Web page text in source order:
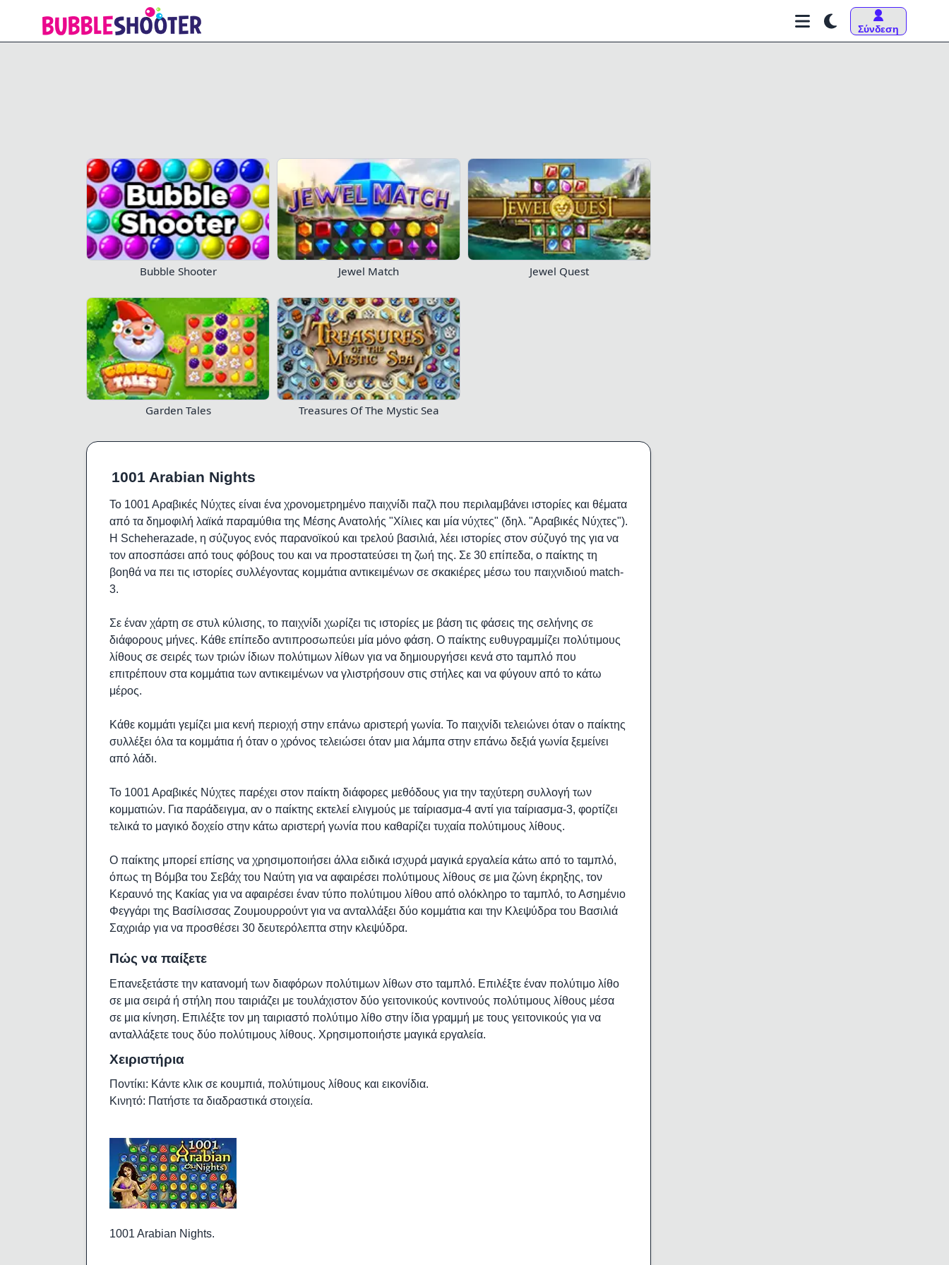
Σύνδεση
1001 Arabian Nights 0/10 170 154
Bubble Shooter Jewel Match Jewel Quest
Garden Tales Treasures Of The Mystic Sea
1001 Arabian Nights
Το 1001 Αραβικές Νύχτες είναι ένα χρονομετρημένο παιχνίδι παζλ που περιλαμβάνει ιστορίες και θέματα
από τα δημοφιλή λαϊκά παραμύθια της Μέσης Ανατολής "Χίλιες και μία νύχτες" (δηλ. "Αραβικές Νύχτες").
Η Scheherazade, η σύζυγος ενός παρανοϊκού και τρελού βασιλιά, λέει ιστορίες στον σύζυγό της για να
τον αποσπάσει από τους φόβους του και να προστατεύσει τη ζωή της. Σε 30 επίπεδα, ο παίκτης τη
βοηθά να πει τις ιστορίες συλλέγοντας κομμάτια αντικειμένων σε σκακιέρες μέσω του παιχνιδιού match-
3.
Σε έναν χάρτη σε στυλ κύλισης, το παιχνίδι χωρίζει τις ιστορίες με βάση τις φάσεις της σελήνης σε
διάφορους μήνες. Κάθε επίπεδο αντιπροσωπεύει μία μόνο φάση. Ο παίκτης ευθυγραμμίζει πολύτιμους
λίθους σε σειρές των τριών ίδιων πολύτιμων λίθων για να δημιουργήσει κενά στο ταμπλό που
επιτρέπουν στα κομμάτια των αντικειμένων να γλιστρήσουν στις στήλες και να φύγουν από το κάτω
μέρος.
Κάθε κομμάτι γεμίζει μια κενή περιοχή στην επάνω αριστερή γωνία. Το παιχνίδι τελειώνει όταν ο παίκτης
συλλέξει όλα τα κομμάτια ή όταν ο χρόνος τελειώσει όταν μια λάμπα στην επάνω δεξιά γωνία ξεμείνει
από λάδι.
Το 1001 Αραβικές Νύχτες παρέχει στον παίκτη διάφορες μεθόδους για την ταχύτερη συλλογή των
κομματιών. Για παράδειγμα, αν ο παίκτης εκτελεί ελιγμούς με ταίριασμα-4 αντί για ταίριασμα-3, φορτίζει
τελικά το μαγικό δοχείο στην κάτω αριστερή γωνία που καθαρίζει τυχαία πολύτιμους λίθους.
Ο παίκτης μπορεί επίσης να χρησιμοποιήσει άλλα ειδικά ισχυρά μαγικά εργαλεία κάτω από το ταμπλό,
όπως τη Βόμβα του Σεβάχ του Ναύτη για να αφαιρέσει πολύτιμους λίθους σε μια ζώνη έκρηξης, τον
Κεραυνό της Κακίας για να αφαιρέσει έναν τύπο πολύτιμου λίθου από ολόκληρο το ταμπλό, το Ασημένιο
Φεγγάρι της Βασίλισσας Ζουμουρρούντ για να ανταλλάξει δύο κομμάτια και την Κλεψύδρα του Βασιλιά
Σαχριάρ για να προσθέσει 30 δευτερόλεπτα στην κλεψύδρα.
Πώς να παίξετε
Επανεξετάστε την κατανομή των διαφόρων πολύτιμων λίθων στο ταμπλό. Επιλέξτε έναν πολύτιμο λίθο
σε μια σειρά ή στήλη που ταιριάζει με τουλάχιστον δύο γειτονικούς κοντινούς πολύτιμους λίθους μέσα
σε μια κίνηση. Επιλέξτε τον μη ταιριαστό πολύτιμο λίθο στην ίδια γραμμή με τους γειτονικούς για να
ανταλλάξετε τους δύο πολύτιμους λίθους. Χρησιμοποιήστε μαγικά εργαλεία.
Χειριστήρια
Ποντίκι: Κάντε κλικ σε κουμπιά, πολύτιμους λίθους και εικονίδια.
Κινητό: Πατήστε τα διαδραστικά στοιχεία.
1001 Arabian Nights.